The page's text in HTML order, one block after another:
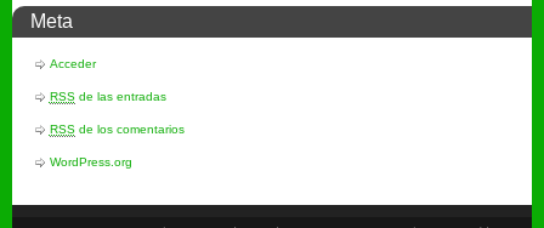
Meta
Acceder
RSSde las entradas
RSSde los comentarios
WordPress.org